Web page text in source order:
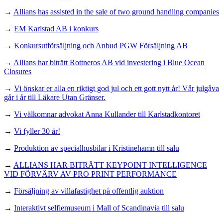
→ Allians has assisted in the sale of two ground handling companies
→ EM Karlstad AB i konkurs
→ Konkursutförsäljning och Anbud PGW Försäljning AB
→ Allians har biträtt Rottneros AB vid investering i Blue Ocean
Closures
→ Vi önskar er alla en riktigt god jul och ett gott nytt år! Vår julgåva
går i år till Läkare Utan Gränser.
→ Vi välkomnar advokat Anna Kullander till Karlstadkontoret
→ Vi fyller 30 år!
→ Produktion av specialhusbilar i Kristinehamn till salu
→ ALLIANS HAR BITRÄTT KEYPOINT INTELLIGENCE
VID FÖRVÄRV AV PRO PRINT PERFORMANCE
→ Försäljning av villafastighet på offentlig auktion
→ Interaktivt selfiemuseum i Mall of Scandinavia till salu